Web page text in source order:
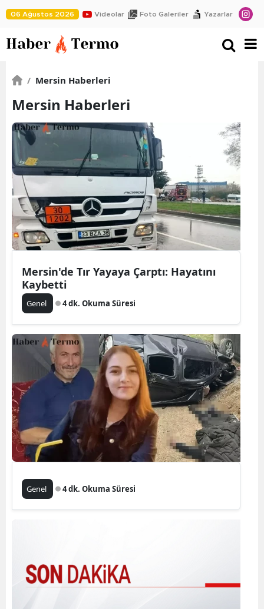
06 Ağustos 2026 Videolar Foto Galeriler Yazarlar
/ Mersin Haberleri
Mersin Haberleri
Mersin'de Tır Yayaya Çarptı: Hayatını
Kaybetti
Genel 4 dk. Okuma Süresi
Genel 4 dk. Okuma Süresi